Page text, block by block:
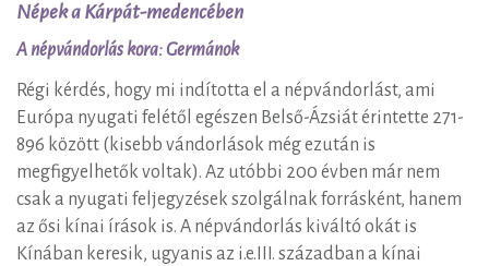
Népek a Kárpát-medencében
A népvándorlás kora: Germánok
Régi kérdés, hogy mi indította el a népvándorlást, ami
Európa nyugati felétől egészen Belső-Ázsiát érintette 271-
896 között (kisebb vándorlások még ezután is
megfigyelhetők voltak). Az utóbbi 200 évben már nem
csak a nyugati feljegyzések szolgálnak forrásként, hanem
az ősi kínai írások is. A népvándorlás kiváltó okát is
Kínában keresik, ugyanis az i.e.III. században a kínai